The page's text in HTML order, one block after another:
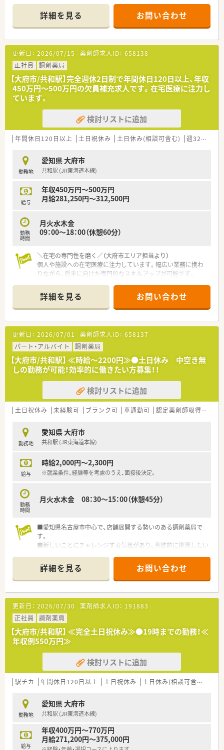
■ドミナント展開で同じエリア内に店舗が複数ある為、転居を伴
う転勤はありません。
■患者様とクリニックの懸け橋として、健康と安心に貢献するマ
ザーカンパニーを目指します。
■社内サークル活動も積極的に行っており社内の横のつながり
を大切にしています。
＼＼こんな方におススメ／／
■～キャリアアップ・様々な業務にチャレンジしたい方！～ 若
手が活躍できる環境があり、頑張った分だけしっかり評価される
環境です。
■～在宅業務に積極的に取り組みたい方！～「地域包括ケアシス
テム」を推進できる薬局として在宅業務に注力しています。
＼＼働き方について／／
ようシフトを調整しています。休日・勤務時間・休憩時間の取り
方は店舗によって異なります。
■最新調剤機器の完備！安心して対人業務に臨める環境づくりを
しています。
＼＼充実の研修制度／／
■独自の研修制度「コスモスアカデミープログラム」により、熟
練度合に合わせた密着度の高い教育を実現。
いる特性を生かして、計画的に様々な診療科の薬局を経験し、幅
広い経験・知識を身に付けることを制度化しています。
■やる気次第で年齢に関係なく様々な仕事にチャレンジ出来ま
＼＼地域医療に貢献／／
■こども薬局や高齢者施設へのボランティア活動など、地域貢献
■地域の薬学生の教育に貢献することを目標に、愛知学院大学薬
学部にて寄付講座を実施しています。
＼＼店舗について／／
■2022年10月に開局！きれいな店舗で快適にご勤務いただけま
す。
■隣の心療内科クリニックより処方箋を応需しています。面対
応もいたします。
詳細を見る お問い合わせ
更新日： 2026/07/15 薬剤師求人ID： 658138
正社員
調剤薬局
【大府市/共和駅】完全週休2日制で年間休日120日以上、年収
450万円〜500万円の欠員補充求人です。在宅医療に注力し
ています。
検討リストに追加
年間休日120日以上 土日祝休み 土日休み(相談可含む) 週32h以上
勤務地
愛知県 大府市
共和駅 (JR東海道本線)
給与
年収450万円～500万円
月給281,250円～312,500円
勤務
時間
月火水木金
09：00～18：00（休憩60分）
＼在宅の専門性を磨く／（大府市エリア担当より）
個人や施設への在宅医療に注力しています。幅広い業務に携わ
りながら、将来に向けた専門的なスキルアップが可能です。
【店舗情報と応需状況について】
■最寄りの駅から徒歩15分ほどの住宅街に位置し、精神科病院
の門前で主に内科や精神科などを応需しています。
■1日の処方箋応需枚数は平均40枚程度であり、薬剤師は常時2
名から3名体制で協力して業務を行っています。
■1階が待合室で2階が調剤室と業務スペースに分かれており、
各々の業務にしっかりと集中できる環境です。
【職場環境と雰囲気】
■管理薬剤師をはじめ経験豊富なスタッフが在籍しており、人間
関係も良好で明るい雰囲気が自慢の職場です。
■無料の駐車場が完備されており、車や自転車およびバイクでの
通勤が可能で日々の通勤負担を軽減できます。
■常に3名から4名の人員体制を確保しており、一人薬剤師にな
【こんな取り組みをしています】
■地域に根ざした医療を提供するため、通信アプリを用いた処方
■日々の業務を効率化するため、電子薬歴や各種分包機およびク
リーンベンチなどの設備を導入しています。
詳細を見る お問い合わせ
更新日： 2026/07/01 薬剤師求人ID： 658137
パート・アルバイト
調剤薬局
【大府市/共和駅】 ≪時給～2200円≫●土日休み 中空き無
しの勤務が可能！効率的に働きたい方募集！！
検討リストに追加
土日祝休み 未経験可 ブランク可 車通勤可 認定薬剤師取得支援あり
勤務地
愛知県 大府市
共和駅 (JR東海道本線)
給与
時給2,000円～2,300円
※就業条件、経験等を考慮のうえ、面接後決定。
勤務
時間
月火水木金 08：30～15：00（休憩45分）
■愛知県名古屋市中心で、店舗展開する勢いのある調剤薬局で
す。
■新しいことにチャレンジする気風があり、意欲的に挑戦したい
■薬の取り扱い品目数は700種類です。
■午前中は外来対応・午後は施設の調剤が中心になります。
■電子や句歴、自動錠剤分包機、散剤監視システムを導入してい
ます。
詳細を見る お問い合わせ
更新日： 2026/07/30 薬剤師求人ID： 191883
正社員
調剤薬局
【大府市/共和駅】 ≪完全土日祝休み≫●19時までの勤務！≪
年収例550万円≫
検討リストに追加
駅チカ 年間休日120日以上 土日祝休み 土日休み(相談可含む)
勤務地
愛知県 大府市
共和駅 (JR東海道本線)
給与
年収400万円～770万円
月給271,200円～375,000円